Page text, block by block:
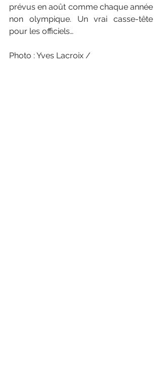
prévus en août comme chaque année
non olympique. Un vrai casse-tête
pour les officiels…
Photo : Yves Lacroix /